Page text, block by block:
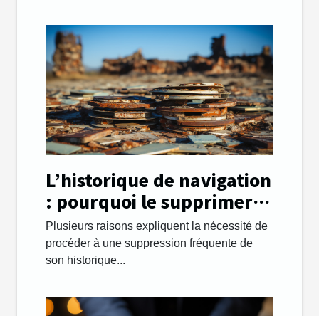
L’historique de navigation
: pourquoi le supprimer
régulièrement ?
Plusieurs raisons expliquent la nécessité de
procéder à une suppression fréquente de
son historique...